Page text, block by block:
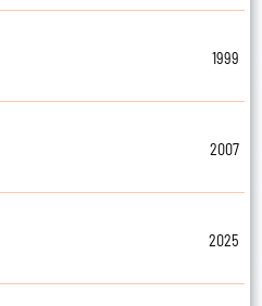
1999
2007
2025